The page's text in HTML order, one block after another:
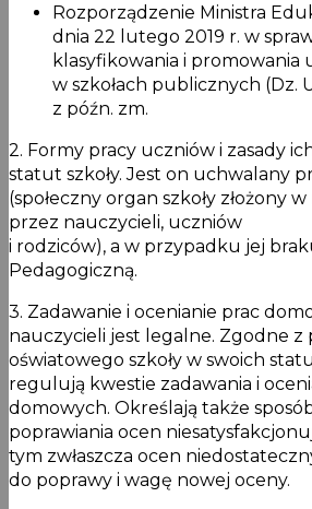
Rozporządzenie Ministra
dnia 22 lutego 2019 r. w
klasyfikowania i promowania
w szkołach publicznych (Dz.
z późn. zm.
2. Formy pracy uczniów i zasady
statut szkoły. Jest on uchwalany
(społeczny organ szkoły złożony
przez nauczycieli, uczniów
i rodziców), a w przypadku jej
Pedagogiczną.
3. Zadawanie i ocenianie prac
nauczycieli jest legalne. Zgodne z
oświatowego szkoły w swoich
regulują kwestie zadawania i
domowych. Określają także
poprawiania ocen
tym zwłaszcza ocen
do poprawy i wagę nowej oceny.